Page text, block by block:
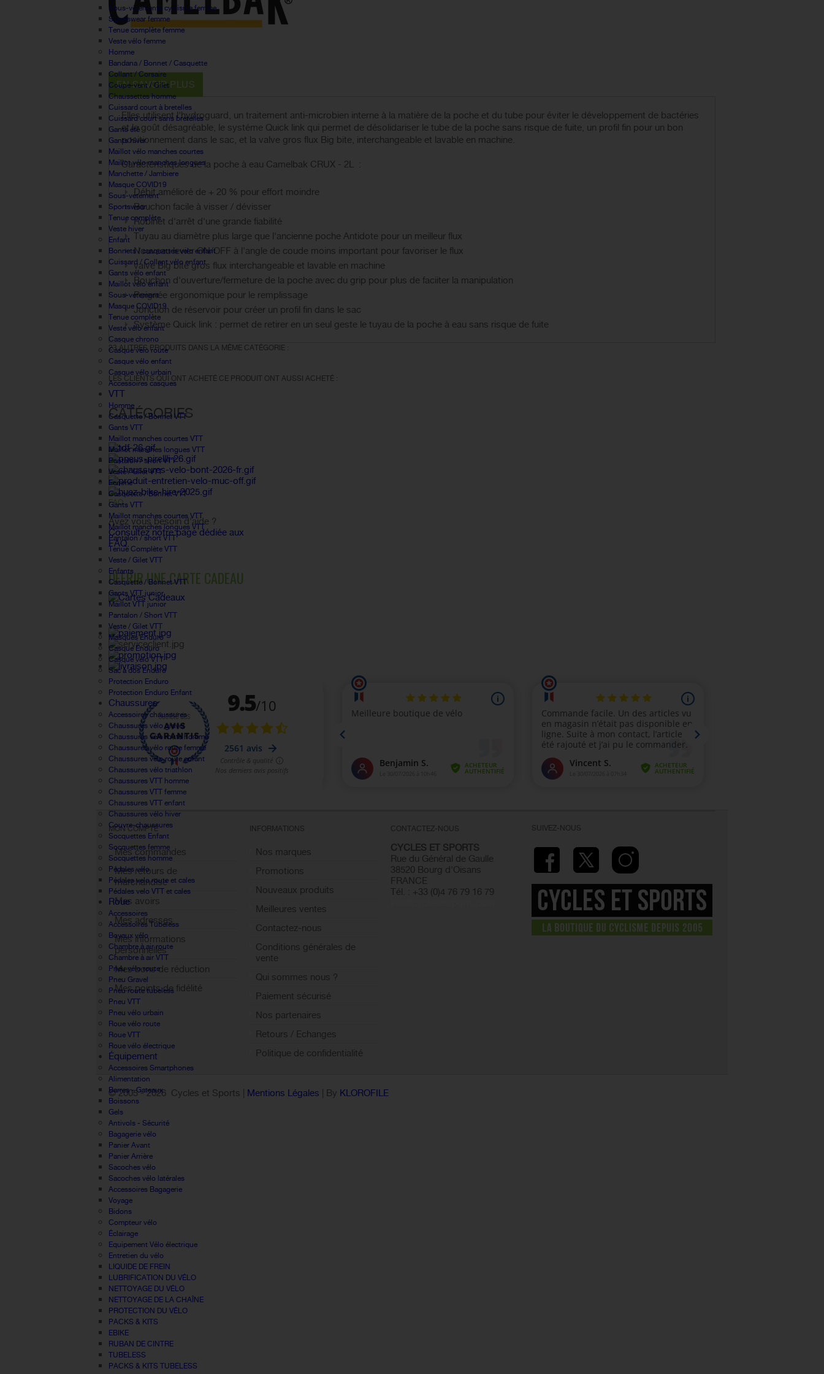
Sous-vêtements cyclisme femme
Sportswear femme
Tenue complète femme
Veste vélo femme
Homme
Bandana / Bonnet / Casquette
Collant / Corsaire
Coupe-vent / Gilet
Chaussettes homme
Cuissard court à bretelles
Cuissard court sans bretelles
Gants été
Gants hiver
Maillot vélo manches courtes
Maillot vélo manches longues
Manchette / Jambiere
Masque COVID19
Sous-vetement
Sportswear
Tenue complète
Veste hiver
Enfant
Bonnets / casquettes velo enfant
Cuissard / Collant vélo enfant
Gants vélo enfant
Maillot vélo enfant
Sous-vetement
Masque COVID19
Tenue complète
Veste vélo enfant
Casque chrono
Casque vélo route
Casque vélo enfant
Casque vélo urbain
Accessoires casques
VTT
Homme
Casquette / Bonnet VTT
Gants VTT
Maillot manches courtes VTT
Maillot manches longues VTT
Pantalon / short VTT
Veste / Gilet VTT
Femme
Casquette / Bonnet VTT
Gants VTT
Maillot manches courtes VTT
Maillot manches longues VTT
Pantalon / short VTT
Tenue Complète VTT
Veste / Gilet VTT
Enfants
Casquette / Bonnet VTT
Gants VTT junior
Maillot VTT junior
Pantalon / Short VTT
Veste / Gilet VTT
Masques Enduro
Casque Enduro
Casque vélo VTT
Sac à dos Enduro
Protection Enduro
Protection Enduro Enfant
Chaussures
Accessoires chaussures
Chaussures vélo gravel
Chaussures vélo route homme
Chaussures vélo route femme
Chaussures vélo route enfant
Chaussures vélo triathlon
Chaussures VTT homme
Chaussures VTT femme
Chaussures VTT enfant
Chaussures vélo hiver
Couvre-chaussures
Socquettes Enfant
Socquettes femme
Socquettes homme
Pédales vélo
Pédales velo route et cales
Pédales velo VTT et cales
Roue
Accessoires
Accessoires Tubeless
Boyaux vélo
Chambre à air route
Chambre à air VTT
Pneu vélo route
Pneu Gravel
Pneu route tubeless
Pneu VTT
Pneu vélo urbain
Roue vélo route
Roue VTT
Roue vélo électrique
Équipement
Accessoires Smartphones
Alimentation
Barres - Gateaux
Boissons
Gels
Antivols - Sécurité
Bagagerie vélo
Panier Avant
Panier Arrière
Sacoches vélo
Sacoches vélo latérales
Accessoires Bagagerie
Voyage
Bidons
Compteur vélo
Éclairage
Equipement Vélo électrique
Entretien du vélo
LIQUIDE DE FREIN
LUBRIFICATION DU VÉLO
NETTOYAGE DU VÉLO
NETTOYAGE DE LA CHAÎNE
PROTECTION DU VÉLO
PACKS & KITS
EBIKE
RUBAN DE CINTRE
TUBELESS
PACKS & KITS TUBELESS
EN SAVOIR PLUS
Elles utilisent l'hydroguard, un traitement anti-microbien interne à la matière de la poche et du tube pour éviter le développement de bactéries
et le goût désagréable, le systéme Quick link qui permet de désolidariser le tube de la poche sans risque de fuite, un profil fin pour un bon
positionnement dans le sac, et la valve gros flux Big bite, interchangeable et lavable en machine.
Caractéristiques de la poche à eau Camelbak CRUX - 2L :
Débit amélioré de + 20 % pour effort moindre
Bouchon facile à visser / dévisser
Robinet d'arrêt d'une grande fiabilité
Tuyau au diamètre plus large que l'ancienne poche Antidote pour un meilleur flux
Nouveau levier ON/OFF à l'angle de coude moins important pour favoriser le flux
valve Big bite gros flux interchangeable et lavable en machine
Bouchon d'ouverture/fermeture de la poche avec du grip pour plus de faciiter la manipulation
Poignée ergonomique pour le remplissage
Jonction de réservoir pour créer un profil fin dans le sac
Système Quick link : permet de retirer en un seul geste le tuyau de la poche à eau sans risque de fuite
23 AUTRES PRODUITS DANS LA MÊME CATÉGORIE :
LES CLIENTS QUI ONT ACHETÉ CE PRODUIT ONT AUSSI ACHETÉ :
CATÉGORIES
FAQ
Avez vous besoin d'aide ?
Consultez notre page dédiée aux
FAQ.
OFFRIR UNE CARTE CADEAU
MON COMPTE
Mes commandes
Mes retours de
marchandise
Mes avoirs
Mes adresses
Mes informations
personnelles
Mes bons de réduction
Mes points de fidélité
Sign out
INFORMATIONS
Nos marques
Promotions
Nouveaux produits
Meilleures ventes
Contactez-nous
Conditions générales de
vente
Qui sommes nous ?
Paiement sécurisé
Nos partenaires
Retours / Echanges
Politique de confidentialité
CONTACTEZ-NOUS
CYCLES ET SPORTS
Rue du Général de Gaulle
38520 Bourg d'Oisans
FRANCE
Tél. : +33 (0)4 76 79 16 79
SUIVEZ-NOUS
© 2005 -2026 Cycles et Sports | Mentions Légales | By KLOROFILE